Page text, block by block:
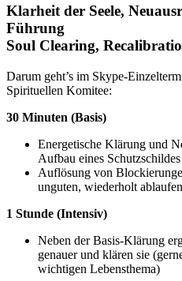
Klarheit der Seele,
Führung
Soul Clearing,
Darum geht’s im Skype-
Spirituellen Komitee:
30 Minuten (Basis)
Energetische Klärung und
Aufbau eines Schutzschildes
Auflösung von
unguten, wiederholt
1 Stunde (Intensiv)
Neben der Basis-Klärung
genauer und klären sie
wichtigen Lebensthema)